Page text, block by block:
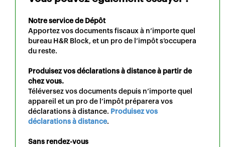
Notre service de Dépôt
Apportez vos documents fiscaux à n’importe quel
bureau H&R Block, et un pro de l’impôt s’occupera
du reste.
Produisez vos déclarations à distance à partir de
chez vous.
Téléversez vos documents depuis n’importe quel
appareil et un pro de l’impôt préparera vos
déclarations à distance. Produisez vos
déclarations à distance.
Sans rendez-vous